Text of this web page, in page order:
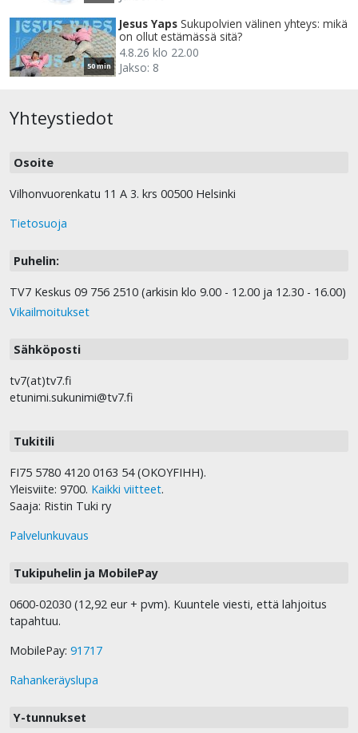
50 min
Jesus Yaps Sukupolvien välinen yhteys: mikä
on ollut estämässä sitä?
4.8.26 klo 22.00
Jakso: 8
Yhteystiedot
Osoite
Vilhonvuorenkatu 11 A 3. krs 00500 Helsinki
Tietosuoja
Puhelin:
TV7 Keskus 09 756 2510 (arkisin klo 9.00 - 12.00 ja 12.30 - 16.00)
Vikailmoitukset
Sähköposti
tv7(at)tv7.fi
etunimi.sukunimi@tv7.fi
Tukitili
FI75 5780 4120 0163 54 (OKOYFIHH).
Yleisviite: 9700. Kaikki viitteet.
Saaja: Ristin Tuki ry
Palvelunkuvaus
Tukipuhelin ja MobilePay
0600-02030 (12,92 eur + pvm). Kuuntele viesti, että lahjoitus
tapahtuu.
MobilePay: 91717
Rahankeräyslupa
Y-tunnukset